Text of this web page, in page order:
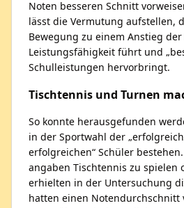
Noten besseren Schnitt
lässt die Vermutung aufstellen,
Bewegung zu einem Anstieg
Leistungsfähigkeit führt und
Schulleistungen hervorbringt.
Tischtennis und Turnen
So konnte herausgefunden
in der Sportwahl der
erfolgreichen“ Schüler
angaben Tischtennis zu spielen
erhielten in der Untersuchung
hatten einen Notendurchschnitt